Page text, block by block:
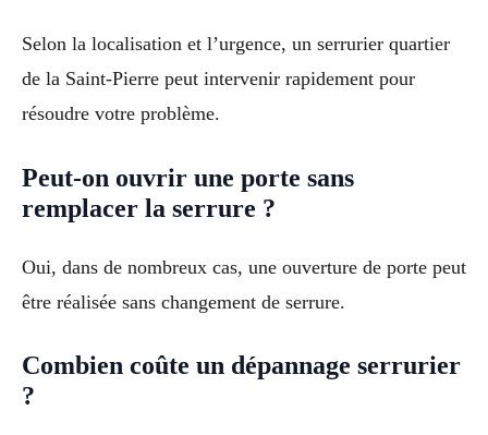
Selon la localisation et l’urgence, un serrurier quartier
de la Saint-Pierre peut intervenir rapidement pour
résoudre votre problème.
Peut-on ouvrir une porte sans
remplacer la serrure ?
Oui, dans de nombreux cas, une ouverture de porte peut
être réalisée sans changement de serrure.
Combien coûte un dépannage serrurier
?